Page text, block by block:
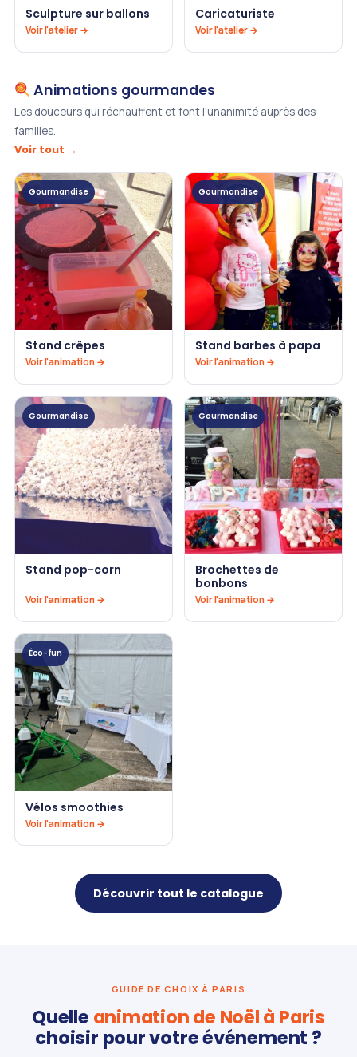
Sculpture sur ballons
Voir l'atelier →
Caricaturiste
Voir l'atelier →
Animations gourmandes
Les douceurs qui réchauffent et font l'unanimité auprès des
familles.
Voir tout →
Gourmandise
Stand crêpes
Voir l'animation →
Gourmandise
Stand barbes à papa
Voir l'animation →
Gourmandise
Stand pop-corn
Voir l'animation →
Gourmandise
Brochettes de
bonbons
Voir l'animation →
Éco-fun
Vélos smoothies
Voir l'animation →
Découvrir tout le catalogue
GUIDE DE CHOIX À PARIS
Quelle animation de Noël à Paris
choisir pour votre événement ?